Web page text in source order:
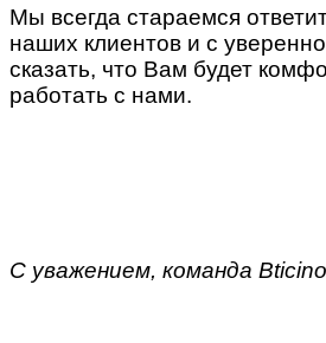
Мы всегда стараемся
наших клиентов и с
сказать, что Вам будет
работать с нами.
С уважением, команда